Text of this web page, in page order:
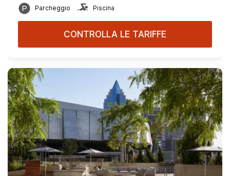
Parcheggio Piscina
CONTROLLA LE TARIFFE